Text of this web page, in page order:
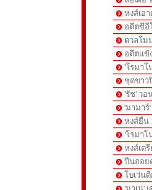
หงส์เอ
อดีตซีอี
ดวลโม
อดีตแข้
'โรมาโ
ชุดขาว
'รัช' วอ
'มามาร์
หงส์ยื่น
'โรมาโ
หงส์เต
ปืนถอย
โบเว่น